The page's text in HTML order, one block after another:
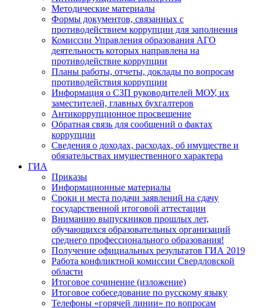
Методические материалы
Формы документов, связанных с
противодействием коррупции для заполнения
Комиссии Управления образования АГО
деятельность которых направлена на
противодействие коррупции
Планы работы, отчеты, доклады по вопросам
противодействия коррупции
Информация о СЗП руководителей МОУ, их
заместителей, главных бухгалтеров
Антикоррупционное просвещение
Обратная связь для сообщений о фактах
коррупции
Сведения о доходах, расходах, об имуществе и
обязательствах имущественного характера
ГИА
Приказы
Информационные материалы
Сроки и места подачи заявлений на сдачу
государственной итоговой аттестации
Вниманию выпускников прошлых лет,
обучающихся образовательных организаций
среднего профессионального образования!
Получение официальных результатов ГИА 2019
Работа конфликтной комиссии Свердловской
области
Итоговое сочинение (изложение)
Итоговое собеседование по русскому языку
Телефоны «горячей линии» по вопросам